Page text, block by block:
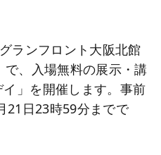
ランフロント大阪北館
、入場無料の展示・講
」を開催します。事前
21日23時59分までで